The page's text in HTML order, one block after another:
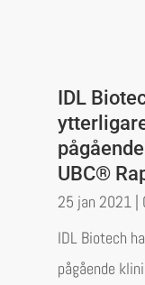
IDL
UBC®
25 jan 2021|
IDL Biotech
pågående